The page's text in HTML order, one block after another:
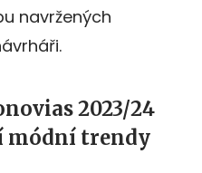
navržených
2023/24
módní trendy